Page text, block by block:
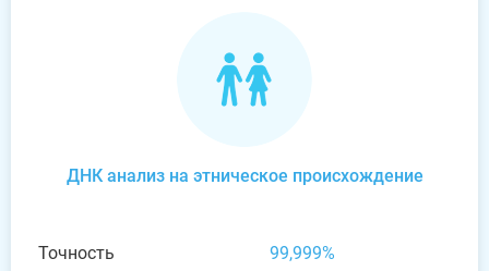
ДНК анализ на этническое происхождение
Точность
99,999%